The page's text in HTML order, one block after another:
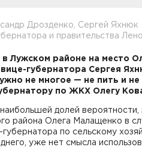
Дрозденко, Сергей Яхнюк
и правительства
в Лужском районе на место
губернатора Сергея
не многое — не пить и
по ЖКХ Олегу
долей вероятности,
района Олега Малащенко в
по сельскому
уже нет смысла